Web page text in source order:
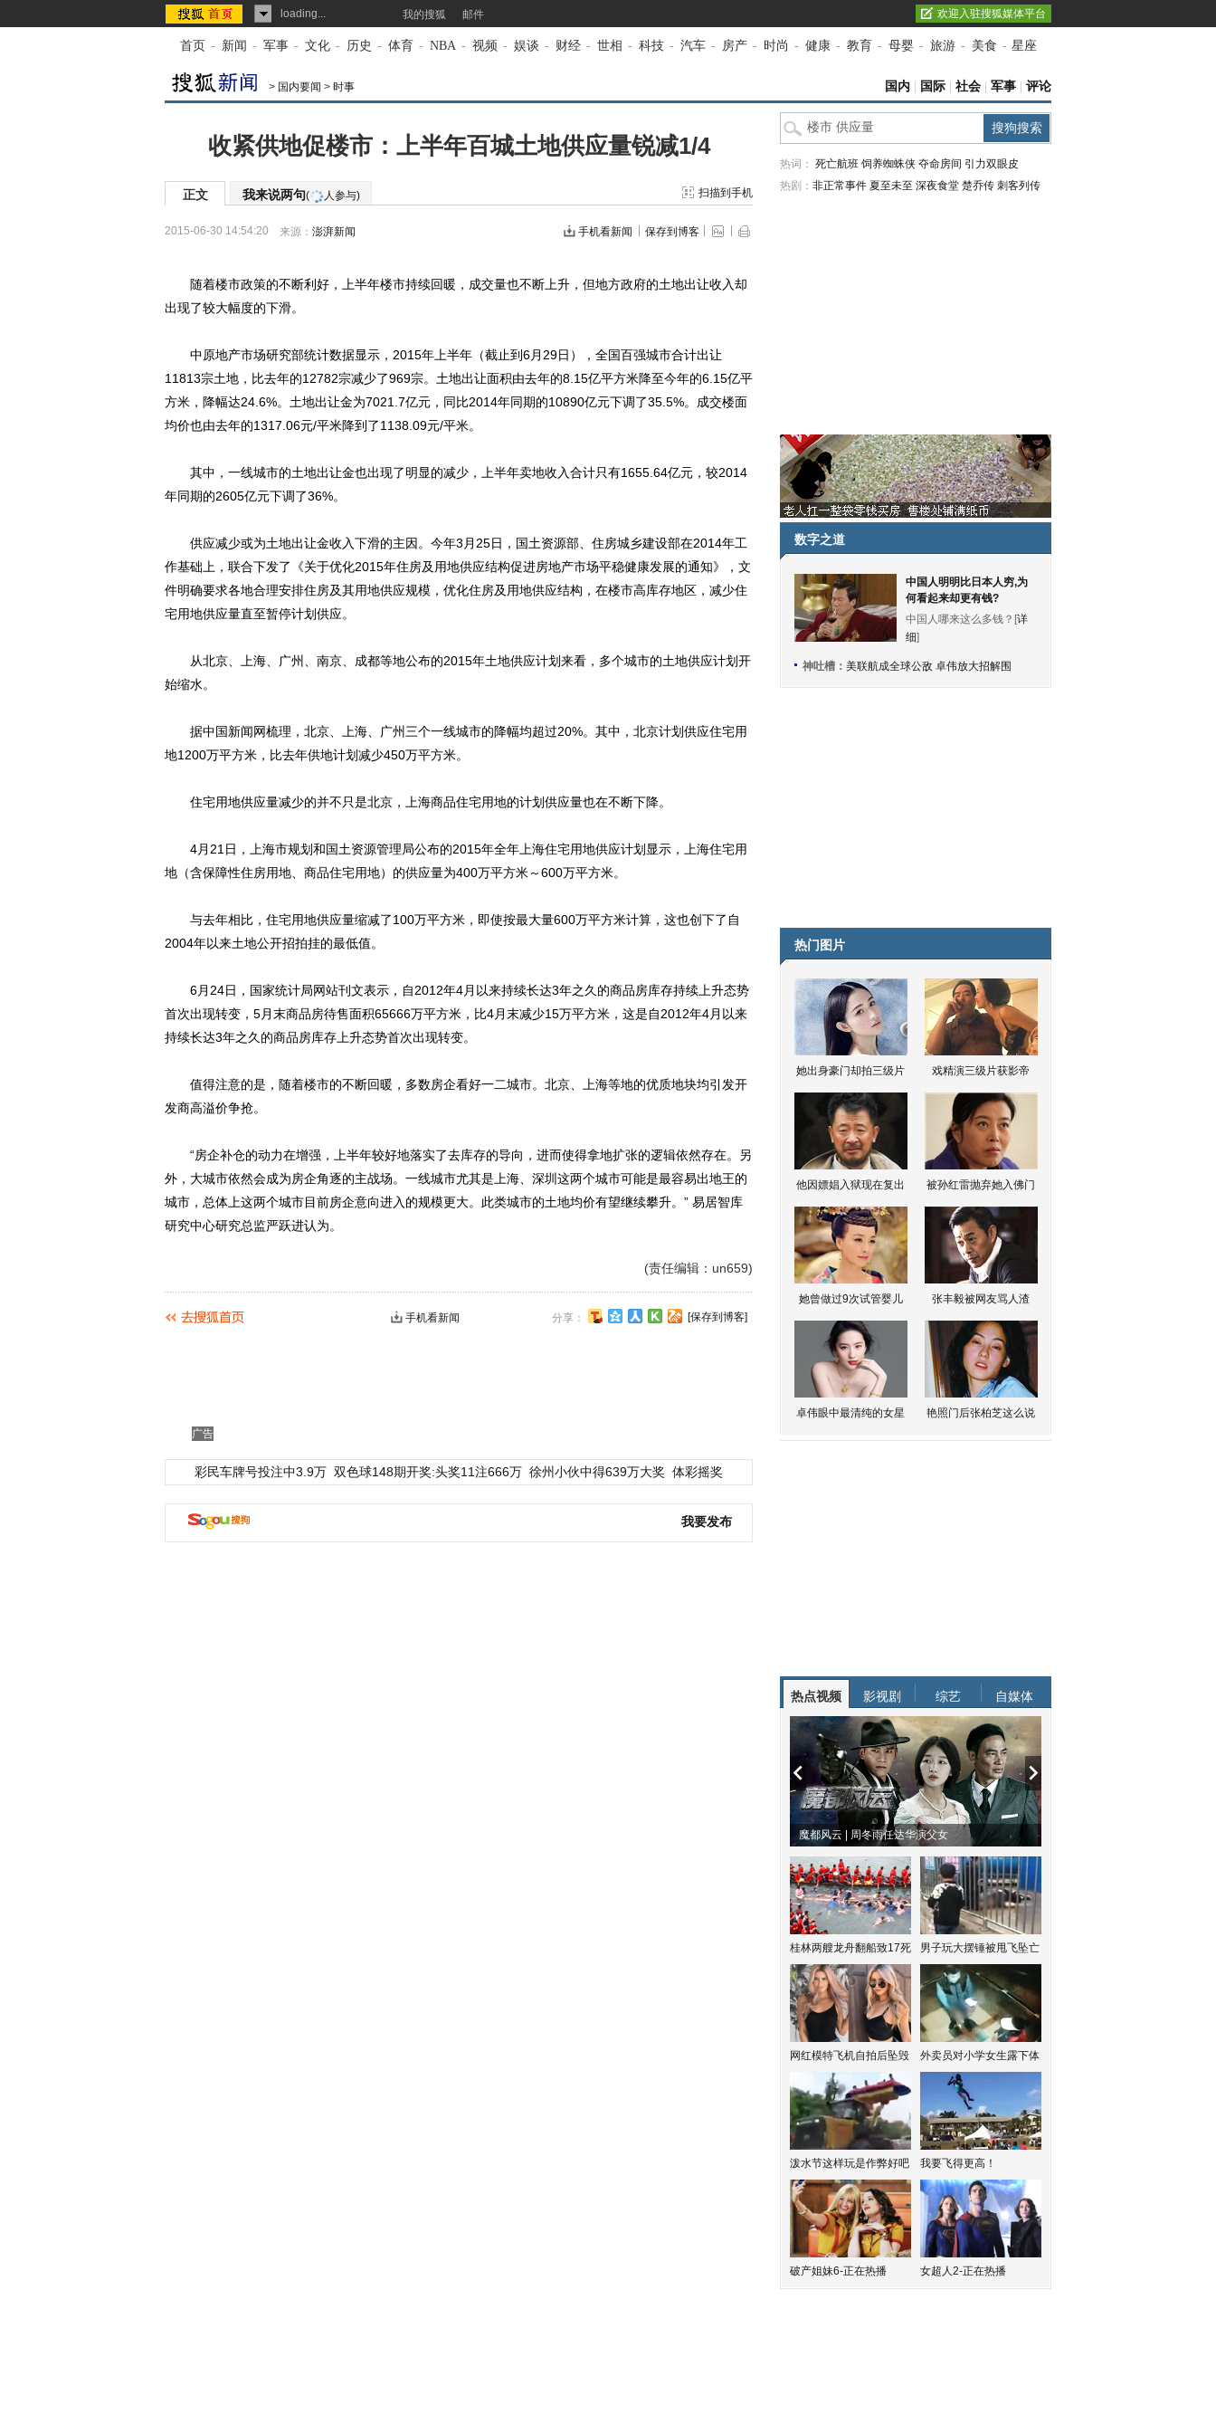
loading... 我的搜狐 邮件 欢迎入驻搜狐媒体平台
首页 - 新闻 - 军事 - 文化 - 历史 - 体育 - NBA - 视频 - 娱谈 - 财经 - 世相 - 科技 - 汽车 - 房产 - 时尚 - 健康 - 教育 - 母婴 - 旅游 - 美食 - 星座
> 国内要闻 > 时事 国内 国际 社会 军事 评论
收紧供地促楼市：上半年百城土地供应量锐减1/4
正文 我来说两句( 人参与) 扫描到手机
2015-06-30 14:54:20 来源： 澎湃新闻 手机看新闻 保存到博客
随着楼市政策的不断利好，上半年楼市持续回暖，成交量也不断上升，但地方政府的土地出让收入却
出现了较大幅度的下滑。
中原地产市场研究部统计数据显示，2015年上半年（截止到6月29日），全国百强城市合计出让
11813宗土地，比去年的12782宗减少了969宗。土地出让面积由去年的8.15亿平方米降至今年的6.15亿平
方米，降幅达24.6%。土地出让金为7021.7亿元，同比2014年同期的10890亿元下调了35.5%。成交楼面
均价也由去年的1317.06元/平米降到了1138.09元/平米。
其中，一线城市的土地出让金也出现了明显的减少，上半年卖地收入合计只有1655.64亿元，较2014
年同期的2605亿元下调了36%。
供应减少或为土地出让金收入下滑的主因。今年3月25日，国土资源部、住房城乡建设部在2014年工
作基础上，联合下发了《关于优化2015年住房及用地供应结构促进房地产市场平稳健康发展的通知》，文
件明确要求各地合理安排住房及其用地供应规模，优化住房及用地供应结构，在楼市高库存地区，减少住
宅用地供应量直至暂停计划供应。
从北京、上海、广州、南京、成都等地公布的2015年土地供应计划来看，多个城市的土地供应计划开
始缩水。
据中国新闻网梳理，北京、上海、广州三个一线城市的降幅均超过20%。其中，北京计划供应住宅用
地1200万平方米，比去年供地计划减少450万平方米。
住宅用地供应量减少的并不只是北京，上海商品住宅用地的计划供应量也在不断下降。
4月21日，上海市规划和国土资源管理局公布的2015年全年上海住宅用地供应计划显示，上海住宅用
地（含保障性住房用地、商品住宅用地）的供应量为400万平方米～600万平方米。
与去年相比，住宅用地供应量缩减了100万平方米，即使按最大量600万平方米计算，这也创下了自
2004年以来土地公开招拍挂的最低值。
6月24日，国家统计局网站刊文表示，自2012年4月以来持续长达3年之久的商品房库存持续上升态势
首次出现转变，5月末商品房待售面积65666万平方米，比4月末减少15万平方米，这是自2012年4月以来
持续长达3年之久的商品房库存上升态势首次出现转变。
值得注意的是，随着楼市的不断回暖，多数房企看好一二城市。北京、上海等地的优质地块均引发开
发商高溢价争抢。
“房企补仓的动力在增强，上半年较好地落实了去库存的导向，进而使得拿地扩张的逻辑依然存在。另
外，大城市依然会成为房企角逐的主战场。一线城市尤其是上海、深圳这两个城市可能是最容易出地王的
城市，总体上这两个城市目前房企意向进入的规模更大。此类城市的土地均价有望继续攀升。” 易居智库
研究中心研究总监严跃进认为。
(责任编辑：un659)
分享： [保存到博客]
手机看新闻
广告
彩民车牌号投注中3.9万 双色球148期开奖:头奖11注666万 徐州小伙中得639万大奖 体彩摇奖
我要发布
热词： 死亡航班 饲养蜘蛛侠 夺命房间 引力双眼皮
热剧： 非正常事件 夏至未至 深夜食堂 楚乔传 刺客列传
数字之道
中国人明明比日本人穷,为
何看起来却更有钱?
中国人哪来这么多钱？[详
细]
神吐槽： 美联航成全球公敌 卓伟放大招解围
热门图片
她出身豪门却拍三级片 戏精演三级片获影帝
他因嫖娼入狱现在复出 被孙红雷抛弃她入佛门
她曾做过9次试管婴儿 张丰毅被网友骂人渣
卓伟眼中最清纯的女星 艳照门后张柏芝这么说
热点视频 影视剧 综艺 自媒体
魔都风云 | 周冬雨任达华演父女
桂林两艘龙舟翻船致17死 男子玩大摆锤被甩飞坠亡
网红模特飞机自拍后坠毁 外卖员对小学女生露下体
泼水节这样玩是作弊好吧 我要飞得更高！
破产姐妹6-正在热播 女超人2-正在热播